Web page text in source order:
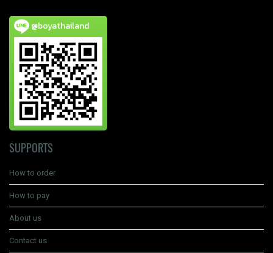
@boyathailand
SUPPORTS
How to order
How to pay
About us
Contact us